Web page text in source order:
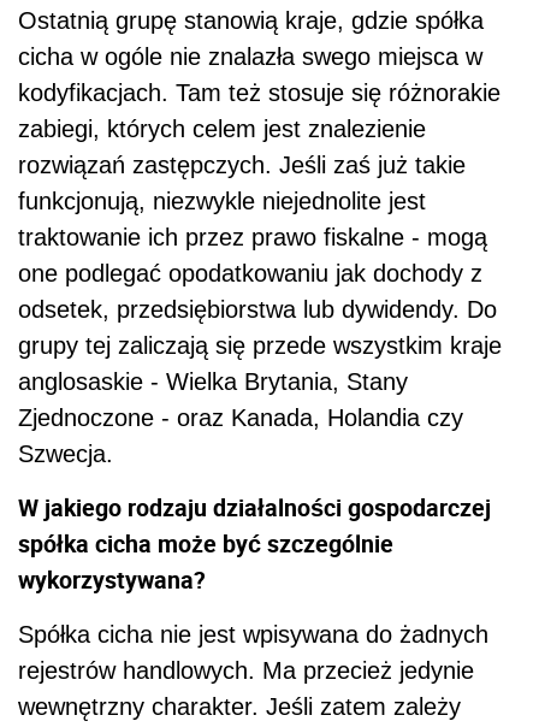
Ostatnią grupę stanowią kraje, gdzie spółka
cicha w ogóle nie znalazła swego miejsca w
kodyfikacjach. Tam też stosuje się różnorakie
zabiegi, których celem jest znalezienie
rozwiązań zastępczych. Jeśli zaś już takie
funkcjonują, niezwykle niejednolite jest
traktowanie ich przez prawo fiskalne - mogą
one podlegać opodatkowaniu jak dochody z
odsetek, przedsiębiorstwa lub dywidendy. Do
grupy tej zaliczają się przede wszystkim kraje
anglosaskie - Wielka Brytania, Stany
Zjednoczone - oraz Kanada, Holandia czy
Szwecja.
W jakiego rodzaju działalności gospodarczej
spółka cicha może być szczególnie
wykorzystywana?
Spółka cicha nie jest wpisywana do żadnych
rejestrów handlowych. Ma przecież jedynie
wewnętrzny charakter. Jeśli zatem zależy